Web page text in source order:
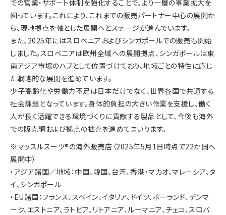
での営業・サポート体制を強化することで、より一層の事業拡大を
図っています。これにより、これまでの販売パートナー中心の展開か
ら、現地拠点を軸とした展開へとステージが進んでいます。
また、2025年にはスロベニアおよびシンガポールでの販売も開始
しました。スロベニアは欧州全域への展開拠点、シンガポールは東
南アジア市場のハブとして位置づけており、地域ごとの特性に応じ
た戦略的な展開を進めています。
少子高齢化や労働力不足は日本だけでなく、世界各国で共通する
社会課題となっています。身体的負担の大きい作業を支援し、働く
人が長く活躍できる環境づくりに貢献する製品として、今後も海外
での販売網および拠点の拡充を進めてまいります。
※マッスルスーツ®の海外販売店（2025年5月1日時点で22か国へ
展開中）
・アジア諸国／地域：中国、韓国、台湾、香港・マカオ、マレーシア、タ
イ、シンガポール
・EU諸国：フランス、スペイン、イタリア、ドイツ、ポーランド、デンマ
ーク、エストニア、ラトビア、リトアニア、ルーマニア、チェコ、スロバ